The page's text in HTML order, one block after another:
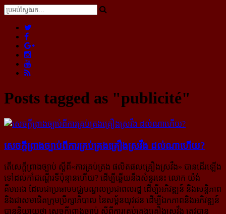
Posts tagged as "publicité"
សេចក្ដី​ព្រាង​ច្បាប់​ពី​ការ​គ្រប់​គ្រង​គ្រឿង​ស្រវឹង ដល់​ណា​ហើយ?
តើសេក្តីព្រាងច្បាប់ ស្តីពី«ការគ្រប់គ្រង ផលិតផលគ្រឿងស្រវឹង» បានដើរឡើង
ទៅដល់កាំជណ្ដើរ​ទី​ប៉ុន្មាន​ហើយ? ដើម្បីឆ្លើយនឹងសំនួរនេះ លោក យ៉ង់
គឹមអេង ដែលជាប្រធាមមជ្ឈមណ្ឌលប្រជាពលរដ្ឋ ដើម្បី​អភិវឌ្ឍន៍ និងសន្ដិភាព
និងជាសមាជិតក្រុមប្រឹក្សាភិបាល នៃសម្ព័នយុវជន ដើម្បីឯកភាពនិងអភិវឌ្ឍន៍
បាន​និយាយ​ថា សេចក្តីព្រាងច្បាប់ ស្តីពីការគ្រប់គ្រងគ្រឿងស្រវឹង ត្រូវបាន